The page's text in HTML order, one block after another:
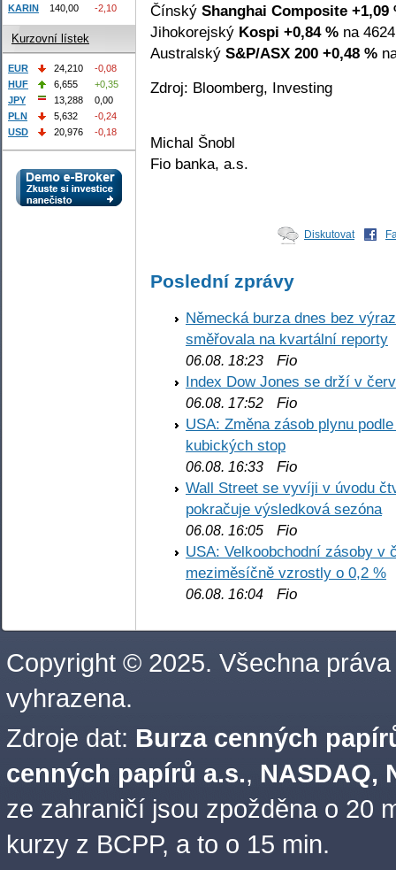
Čínský Shanghai Composite +1,09
Jihokorejský Kospi +0,84 % na
Australský S&P/ASX 200 +0,48 %
Zdroj: Bloomberg, Investing
Michal Šnobl
Fio banka, a.s.
Diskutovat
Poslední zprávy
Německá burza dnes bez
směřovala na kvartální reporty
06.08. 18:23 Fio
Index Dow Jones se drží v
06.08. 17:52 Fio
USA: Změna zásob plynu
kubických stop
06.08. 16:33 Fio
Wall Street se vyvíji v úvodu
pokračuje výsledková sezóna
06.08. 16:05 Fio
USA: Velkoobchodní zásoby v
meziměsíčně vzrostly o 0,2 %
06.08. 16:04 Fio
KARIN
140,00 -2,10
Kurzovní lístek
EUR 24,210
-0,08
HUF
6,655
+0,35
JPY
13,288
0,00
PLN
5,632
-0,24
USD
20,976 -0,18
Copyright © 2025. Všechna práva
vyhrazena.
Zdroje dat: Burza cenných
cenných papírů a.s., NASDAQ,
ze zahraničí jsou zpožděna o 20
kurzy z BCPP, a to o 15 min.